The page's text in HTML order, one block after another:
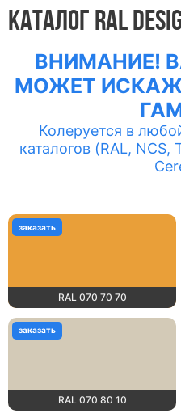
КАТАЛОГ RAL
ВНИМАНИЕ!
МОЖЕТ
Колеруется в
каталогов (RAL, NCS,
RAL 070 70 70
заказать
RAL 070 80 10
заказать